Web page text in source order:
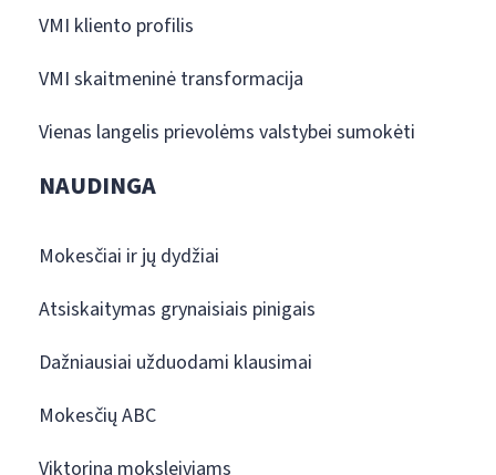
VMI kliento profilis
VMI skaitmeninė transformacija
Vienas langelis prievolėms valstybei sumokėti
NAUDINGA
Mokesčiai ir jų dydžiai
Atsiskaitymas grynaisiais pinigais
Dažniausiai užduodami klausimai
Mokesčių ABC
Viktorina moksleiviams